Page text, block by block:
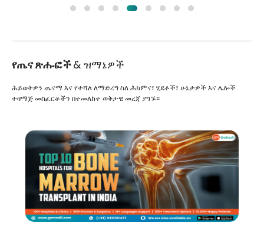
የጤና ጽሑፎች& ዝማኔዎች
ሕይወትዎን ጤናማ እና የተሻለ ለማድረግ ስለ ሕክምና፣ ሂደቶች፣ ሁኔታዎች እና ሌሎች
ተዛማጅ መስፈርቶችን በተመለከተ ወቅታዊ መረጃ ያግኙ።